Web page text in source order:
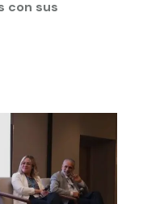
Facultades
estudiantiles
con sus